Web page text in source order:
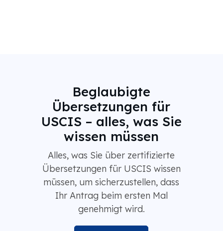
Beglaubigte
Übersetzungen für
USCIS – alles, was Sie
wissen müssen
Alles, was Sie über zertifizierte
Übersetzungen für USCIS wissen
müssen, um sicherzustellen, dass
Ihr Antrag beim ersten Mal
genehmigt wird.